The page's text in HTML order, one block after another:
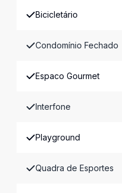
Bicicletário
Condomínio Fechado
Espaco Gourmet
Interfone
Playground
Quadra de Esportes